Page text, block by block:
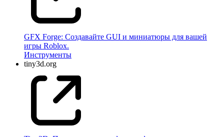
GFX Forge: Создавайте GUI и миниатюры для вашей
игры Roblox.
Инструменты
tiny3d.org